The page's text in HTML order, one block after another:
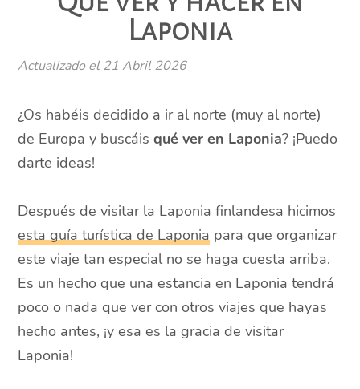
Laponia
Actualizado el 21 Abril 2026
¿Os habéis decidido a ir al norte (muy al norte)
de Europa y buscáisqué ver en Laponia? ¡Puedo
darte ideas!
Después de visitar la Laponia finlandesa hicimos
esta guía turística de Laponia para que organizar
este viaje tan especial no se haga cuesta arriba.
Es un hecho que una estancia en Laponia tendrá
poco o nada que ver con otros viajes que hayas
hecho antes, ¡y esa es la gracia de visitar
Laponia!